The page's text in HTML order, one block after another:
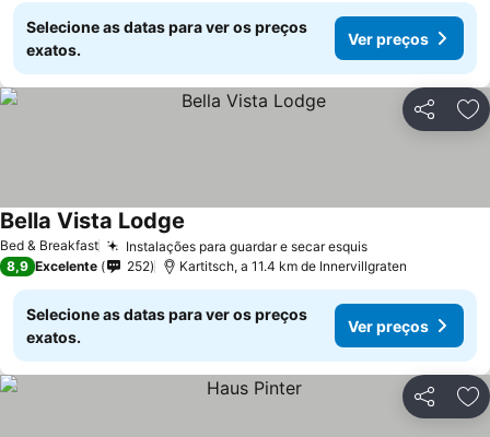
Selecione as datas para ver os preços
exatos.
Ver preços
Partilhar
Bed & Breakfast Instalações para guardar e secar esquis
Bella Vista Lodge
8,9 Excelente 252 Kartitsch, a 11.4 km de Innervillgraten
Selecione as datas para ver os preços
exatos.
Ver preços
Partilhar